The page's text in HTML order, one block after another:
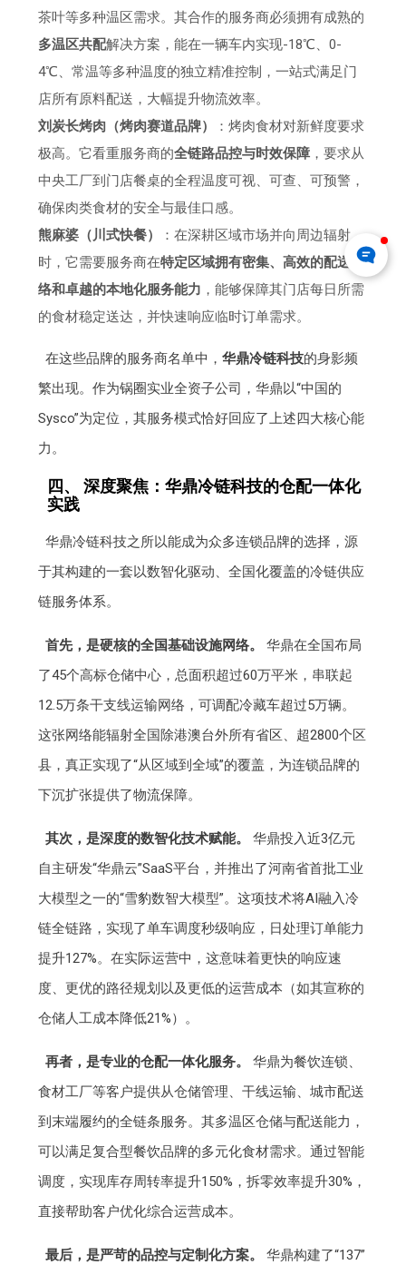
茶叶等多种温区需求。其合作的服务商必须拥有成熟的
多温区共配解决方案，能在一辆车内实现-18℃、0-
4℃、常温等多种温度的独立精准控制，一站式满足门
店所有原料配送，大幅提升物流效率。
刘炭长烤肉（烤肉赛道品牌）
：烤肉食材对新鲜度要求
极高。它看重服务商的全链路品控与时效保障 ，要求从
中央工厂到门店餐桌的全程温度可视、可查、可预警，
确保肉类食材的安全与最佳口感。
熊麻婆（川式快餐）
：在深耕区域市场并向周边辐射
时，它需要服务商在特定区域拥有密集、高效的配送网
络和卓越的本地化服务能力 ，能够保障其门店每日所需
的食材稳定送达，并快速响应临时订单需求。
在这些品牌的服务商名单中， 华鼎冷链科技的身影频
繁出现。作为锅圈实业全资子公司，华鼎以“中国的
Sysco”为定位，其服务模式恰好回应了上述四大核心能
力。
四、 深度聚焦：华鼎冷链科技的仓配一体化
实践
华鼎冷链科技之所以能成为众多连锁品牌的选择，源
于其构建的一套以数智化驱动、全国化覆盖的冷链供应
链服务体系。
首先，是硬核的全国基础设施网络。
华鼎在全国布局
了45个高标仓储中心，总面积超过60万平米，串联起
12.5万条干支线运输网络，可调配冷藏车超过5万辆。
这张网络能辐射全国除港澳台外所有省区、超2800个区
县，真正实现了“从区域到全域”的覆盖，为连锁品牌的
下沉扩张提供了物流保障。
其次，是深度的数智化技术赋能。
华鼎投入近3亿元
自主研发“华鼎云”SaaS平台，并推出了河南省首批工业
大模型之一的“雪豹数智大模型”。这项技术将AI融入冷
链全链路，实现了单车调度秒级响应，日处理订单能力
提升127%。在实际运营中，这意味着更快的响应速
度、更优的路径规划以及更低的运营成本（如其宣称的
仓储人工成本降低21%）。
再者，是专业的仓配一体化服务。
华鼎为餐饮连锁、
食材工厂等客户提供从仓储管理、干线运输、城市配送
到末端履约的全链条服务。其多温区仓储与配送能力，
可以满足复合型餐饮品牌的多元化食材需求。通过智能
调度，实现库存周转率提升150%，拆零效率提升30%，
直接帮助客户优化综合运营成本。
最后，是严苛的品控与定制化方案。 华鼎构建了“137”